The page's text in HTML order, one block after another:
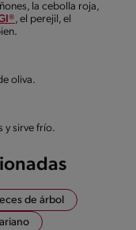
la cebolla roja,
, el perejil, el
oliva.
y sirve frío.
de árbol